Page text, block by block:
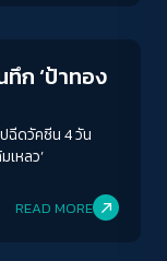
ก ‘ป้าทอง
เหลว’
READ MORE